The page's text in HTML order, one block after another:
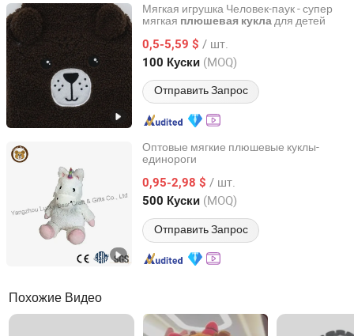
Мягкая игрушка Человек-паук - супер
мягкая плюшевая кукла для детей
0,5-5,59 $ / шт.
100 Куски (MOQ)
Отправить Запрос
Yancheng Rainbow Arts and Crafts Co., Ltd.
Jiangsu, China с 2026
Оптовые мягкие плюшевые куклы-
единороги
0,95-2,98 $ / шт.
500 Куски (MOQ)
Отправить Запрос
Yangzhou Lucky Bear Craft & Gifts Co., Ltd.
Jiangsu, China с 2018
Похожие Видео